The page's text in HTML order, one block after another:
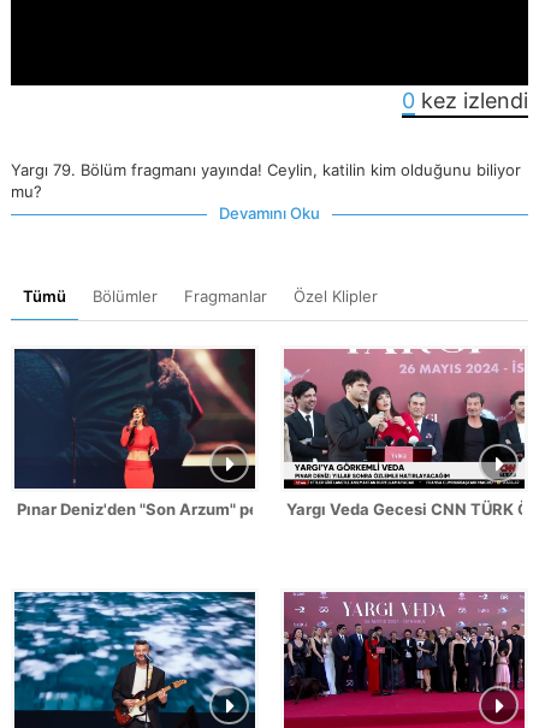
0 kez izlendi
Yargı 79. Bölüm fragmanı yayında! Ceylin, katilin kim olduğunu biliyor
mu?
Devamını Oku
Tümü Bölümler Fragmanlar Özel Klipler
Pınar Deniz'den "Son Arzum" performansı!Yargı Veda Gecesi CNN TÜRK